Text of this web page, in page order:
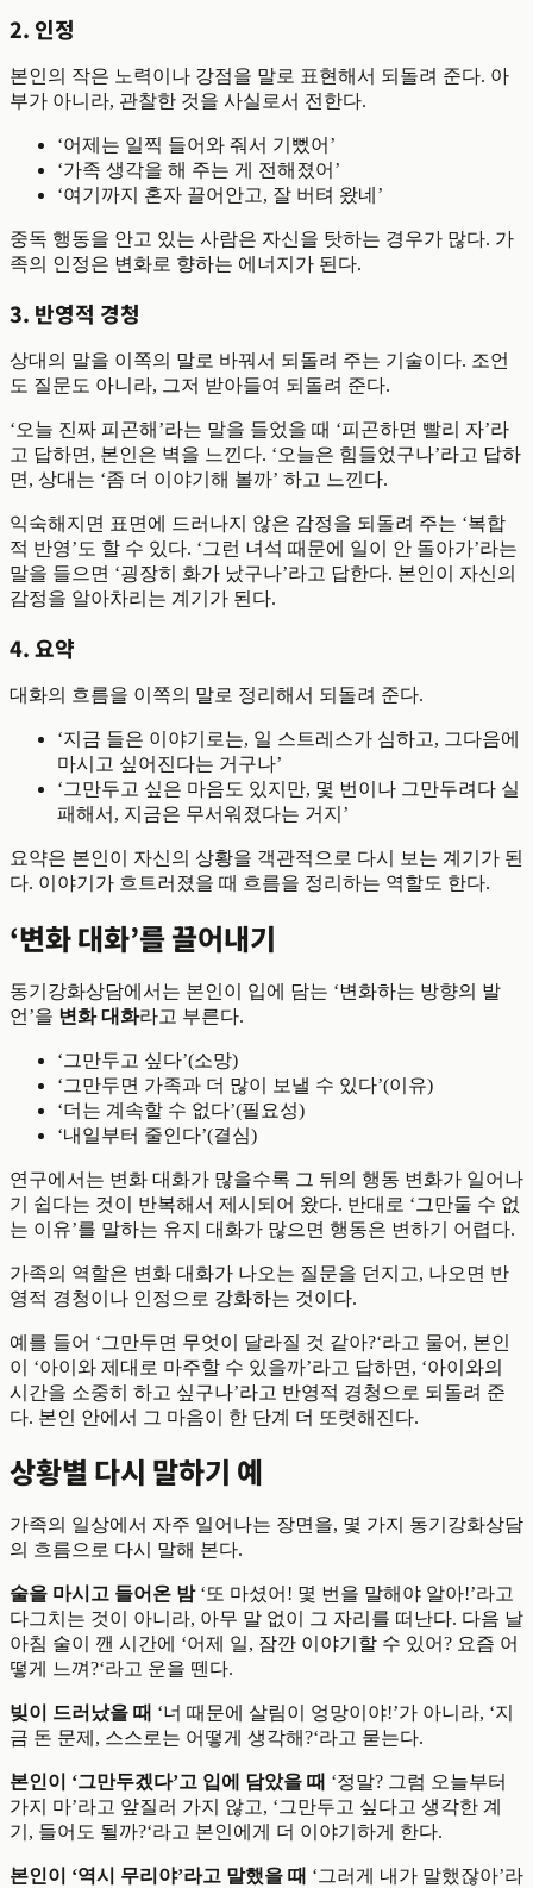
2. 인정
본인의 작은 노력이나 강점을 말로 표현해서 되돌려 준다. 아
부가 아니라, 관찰한 것을 사실로서 전한다.
‘어제는 일찍 들어와 줘서 기뻤어’
‘가족 생각을 해 주는 게 전해졌어’
‘여기까지 혼자 끌어안고, 잘 버텨 왔네’
중독 행동을 안고 있는 사람은 자신을 탓하는 경우가 많다. 가
족의 인정은 변화로 향하는 에너지가 된다.
3. 반영적 경청
상대의 말을 이쪽의 말로 바꿔서 되돌려 주는 기술이다. 조언
도 질문도 아니라, 그저 받아들여 되돌려 준다.
‘오늘 진짜 피곤해’라는 말을 들었을 때 ‘피곤하면 빨리 자’라
고 답하면, 본인은 벽을 느낀다. ‘오늘은 힘들었구나’라고 답하
면, 상대는 ‘좀 더 이야기해 볼까’ 하고 느낀다.
익숙해지면 표면에 드러나지 않은 감정을 되돌려 주는 ‘복합
적 반영’도 할 수 있다. ‘그런 녀석 때문에 일이 안 돌아가’라는
말을 들으면 ‘굉장히 화가 났구나’라고 답한다. 본인이 자신의
감정을 알아차리는 계기가 된다.
4. 요약
대화의 흐름을 이쪽의 말로 정리해서 되돌려 준다.
‘지금 들은 이야기로는, 일 스트레스가 심하고, 그다음에
마시고 싶어진다는 거구나’
‘그만두고 싶은 마음도 있지만, 몇 번이나 그만두려다 실
패해서, 지금은 무서워졌다는 거지’
요약은 본인이 자신의 상황을 객관적으로 다시 보는 계기가 된
다. 이야기가 흐트러졌을 때 흐름을 정리하는 역할도 한다.
‘변화 대화’를 끌어내기
동기강화상담에서는 본인이 입에 담는 ‘변화하는 방향의 발
언’을 변화 대화라고 부른다.
‘그만두고 싶다’(소망)
‘그만두면 가족과 더 많이 보낼 수 있다’(이유)
‘더는 계속할 수 없다’(필요성)
‘내일부터 줄인다’(결심)
연구에서는 변화 대화가 많을수록 그 뒤의 행동 변화가 일어나
기 쉽다는 것이 반복해서 제시되어 왔다. 반대로 ‘그만둘 수 없
는 이유’를 말하는 유지 대화가 많으면 행동은 변하기 어렵다.
가족의 역할은 변화 대화가 나오는 질문을 던지고, 나오면 반
영적 경청이나 인정으로 강화하는 것이다.
예를 들어 ‘그만두면 무엇이 달라질 것 같아?‘라고 물어, 본인
이 ‘아이와 제대로 마주할 수 있을까’라고 답하면, ‘아이와의
시간을 소중히 하고 싶구나’라고 반영적 경청으로 되돌려 준
다. 본인 안에서 그 마음이 한 단계 더 또렷해진다.
상황별 다시 말하기 예
가족의 일상에서 자주 일어나는 장면을, 몇 가지 동기강화상담
의 흐름으로 다시 말해 본다.
술을 마시고 들어온 밤‘또 마셨어! 몇 번을 말해야 알아!’라고
다그치는 것이 아니라, 아무 말 없이 그 자리를 떠난다. 다음 날
아침 술이 깬 시간에 ‘어제 일, 잠깐 이야기할 수 있어? 요즘 어
떻게 느껴?‘라고 운을 뗀다.
빚이 드러났을 때 ‘너 때문에 살림이 엉망이야!’가 아니라, ‘지
금 돈 문제, 스스로는 어떻게 생각해?‘라고 묻는다.
본인이 ‘그만두겠다’고 입에 담았을 때 ‘정말? 그럼 오늘부터
가지 마’라고 앞질러 가지 않고, ‘그만두고 싶다고 생각한 계
기, 들어도 될까?‘라고 본인에게 더 이야기하게 한다.
본인이 ‘역시 무리야’라고 말했을 때 ‘그러게 내가 말했잖아’라